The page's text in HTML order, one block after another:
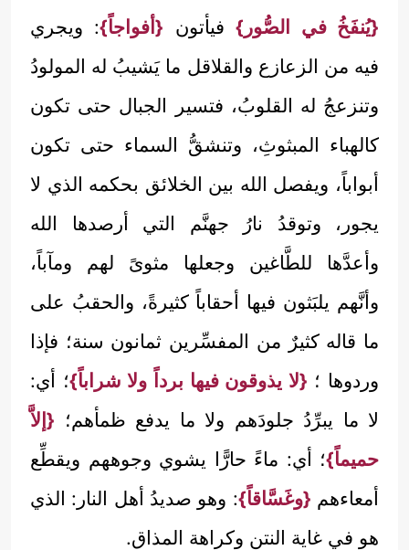
{يُنفَخُ في الصُّور}فيأتون {أفواجاً}: ويجري
فيه من الزعازع والقلاقل ما يَشيبُ له المولودُ
وتنزعجُ له القلوبُ، فتسير الجبال حتى تكون
كالهباء المبثوثِ، وتنشقُّ السماء حتى تكون
أبواباً، ويفصل الله بين الخلائق بحكمه الذي لا
يجور، وتوقدُ نارُ جهنَّم التي أرصدها الله
وأعدَّها للطَّاغين وجعلها مثوىً لهم ومآباً،
وأنَّهم يلبَثون فيها أحقاباً كثيرةً، والحقبُ على
ما قاله كثيرٌ من المفسِّرين ثمانون سنة؛ فإذا
وردوها ؛ {لا يذوقون فيها برداً ولا شراباً}؛ أي:
لا ما يبرِّدُ جلودَهم ولا ما يدفع ظمأهم؛ {إلاَّ
حميماً}؛ أي: ماءً حارًّا يشوي وجوههم ويقطِّع
أمعاءهم {وغَسَّاقاً}: وهو صديدُ أهل النار: الذي
هو في غاية النتن وكراهة المذاق.